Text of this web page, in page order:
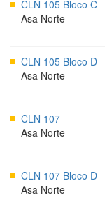
CLN 105 Bloco C
Asa Norte
CLN 105 Bloco D
Asa Norte
CLN 107
Asa Norte
CLN 107 Bloco D
Asa Norte